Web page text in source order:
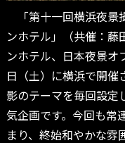
「第十一回横浜夜景
ンホテル」（共催：藤
ンホテル、日本夜景オ
日（土）に横浜で開催
影のテーマを毎回設定
気企画です。今回も常
まり、終始和やかな雰